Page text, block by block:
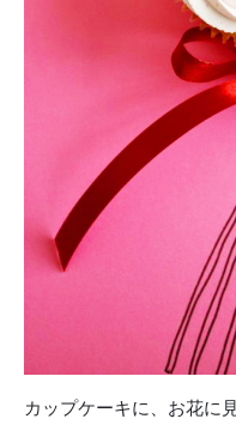
カップケーキに、お花に